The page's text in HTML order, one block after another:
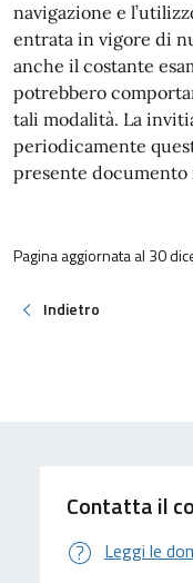
navigazione e
entrata in vigore di
anche il costante
potrebbero
tali modalità. La
periodicamente
presente documento
Pagina aggiornata al 30
Indietro
Contatta il
Leggi le